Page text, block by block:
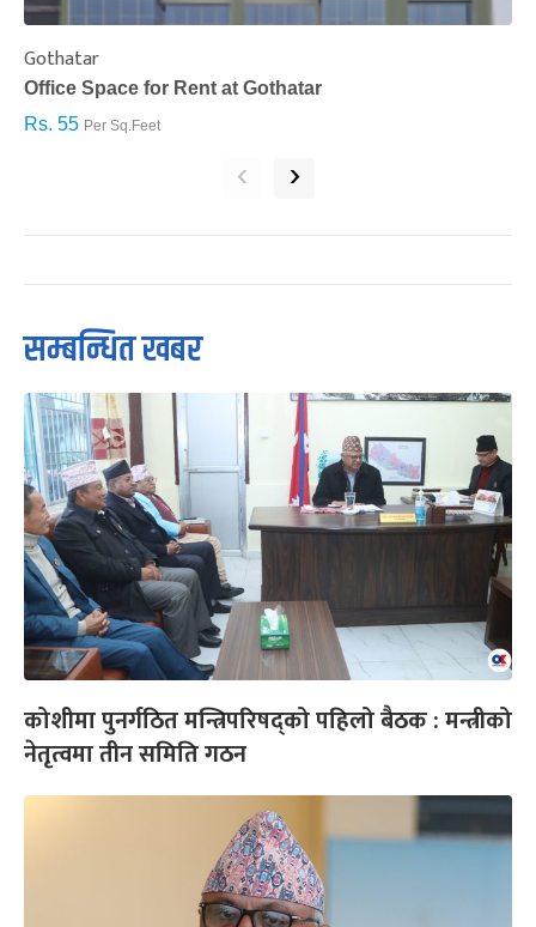
Gothatar
Office Space for Rent at Gothatar
Rs. 55 Per Sq.Feet
‹ ›
सम्बन्धित खबर
कोशीमा पुनर्गठित मन्त्रिपरिषद्को पहिलो बैठक : मन्त्रीको
नेतृत्वमा तीन समिति गठन